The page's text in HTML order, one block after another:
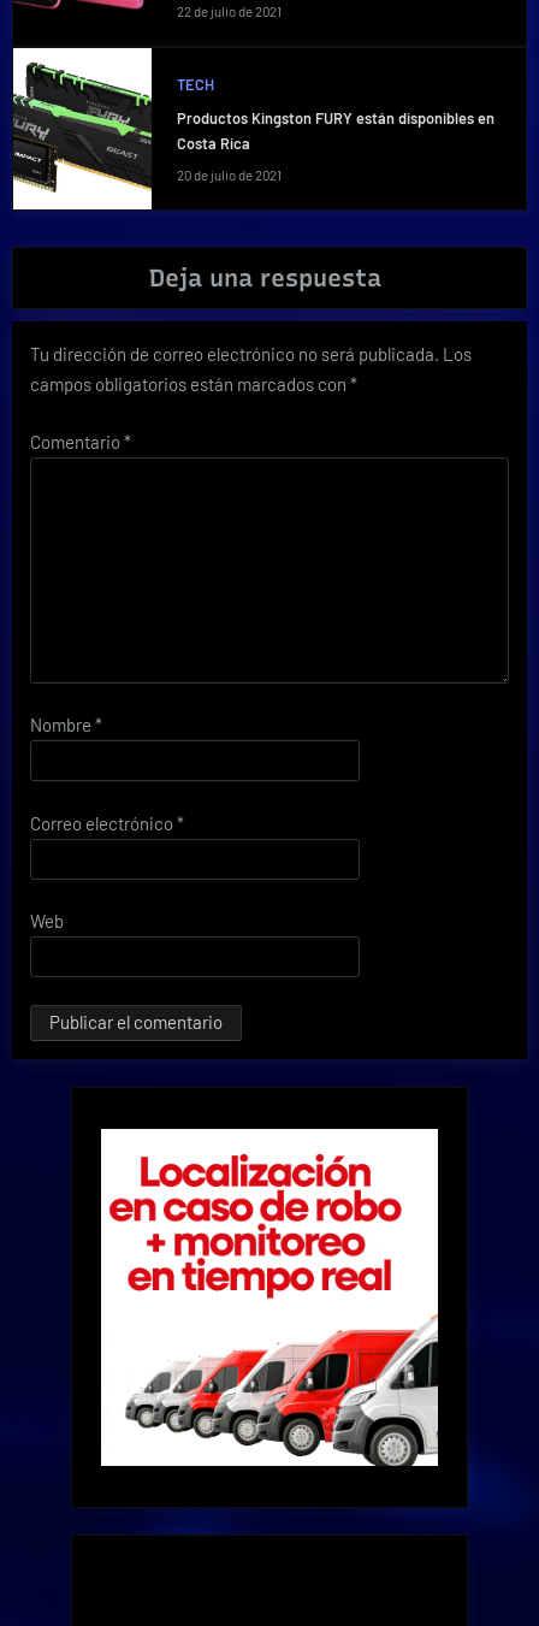
22 de julio de 2021
TECH
Productos Kingston FURY están disponibles en
Costa Rica
20 de julio de 2021
Deja una respuesta
Tu dirección de correo electrónico no será publicada. Los
campos obligatorios están marcados con *
Comentario*
Nombre *
Correo electrónico*
Web